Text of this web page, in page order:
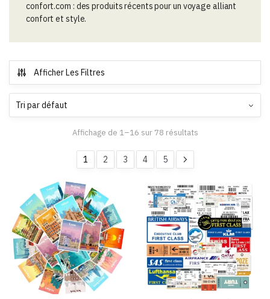
confort.com : des produits récents pour un voyage alliant
confort et style.
Afficher Les Filtres
Affichage de 1–16 sur 78 résultats
1 2 3 4 5